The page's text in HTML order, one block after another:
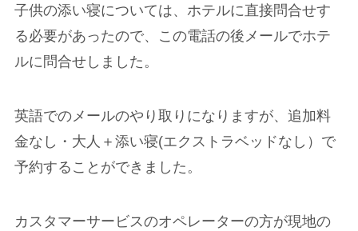
子供の添い寝については、ホテルに直接問合せす
る必要があったので、この電話の後メールでホテ
ルに問合せしました。
英語でのメールのやり取りになりますが、追加料
金なし・大人＋添い寝(エクストラベッドなし）で
予約することができました。
カスタマーサービスのオペレーターの方が現地の